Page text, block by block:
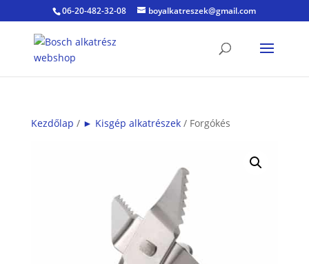
06-20-482-32-08 boyalkatreszek@gmail.com
Kezdőlap / ► Kisgép alkatrészek/ Forgókés